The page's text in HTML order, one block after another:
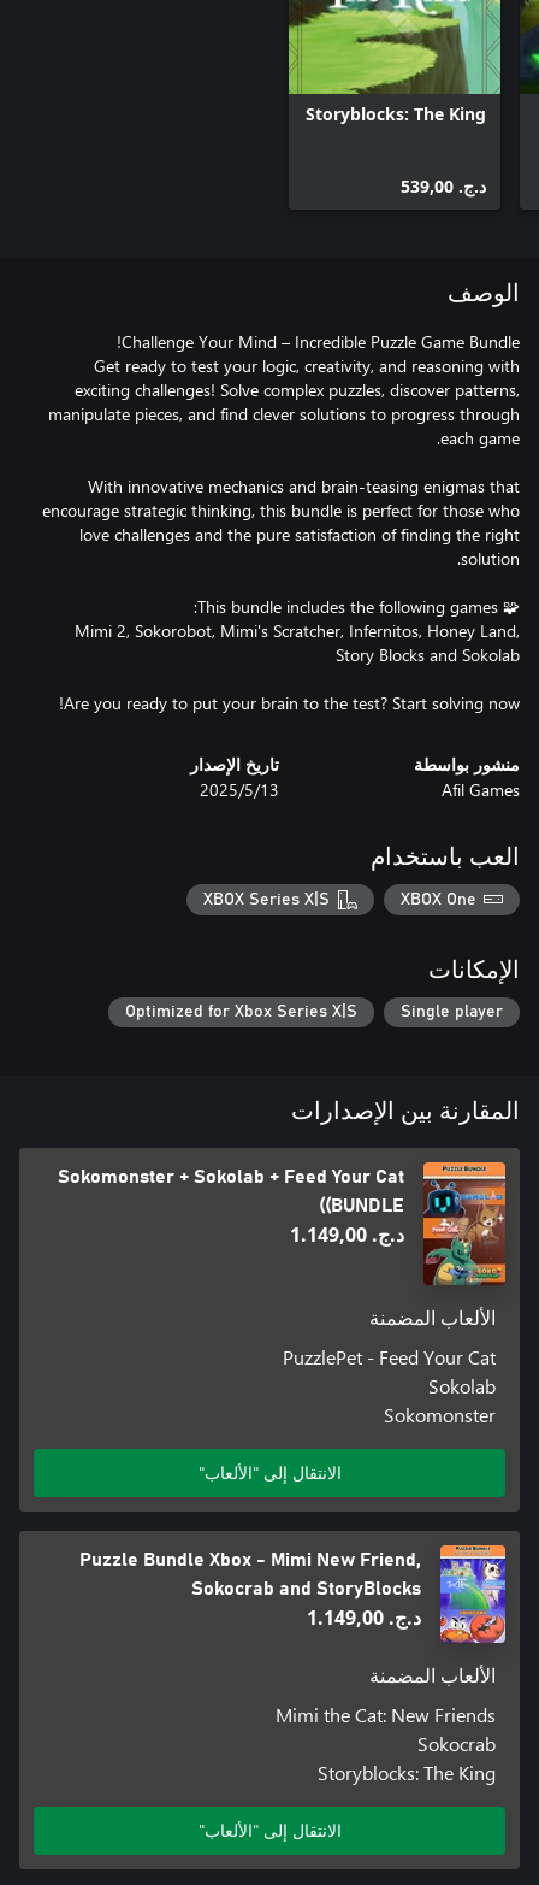
Storyblocks: The King
د.ج.‏ 539,00
الوصف
Get ready to test your logic, creativity, and reasoning with
exciting challenges! Solve complex puzzles, discover patterns,
manipulate pieces, and find clever solutions to progress through
With innovative mechanics and brain-teasing enigmas that
encourage strategic thinking, this bundle is perfect for those who
love challenges and the pure satisfaction of finding the right
Mimi 2, Sokorobot, Mimi's Scratcher, Infernitos, Honey Land,
Are you ready to put your brain to the test? Start solving now!
منشور بواسطة
Afil Games
تاريخ الإصدار
13‏/5‏/2025
العب باستخدام
XBOX One
XBOX Series X|S
الإمكانات
Single player
Optimized for Xbox Series X|S
المقارنة بين الإصدارات
Sokomonster + Sokolab + Feed Your Cat
(BUNDLE)
د.ج.‏ 1.149,00
الألعاب المضمنة
PuzzlePet - Feed Your Cat
Sokolab
Sokomonster
الانتقال إلى "الألعاب"
Puzzle Bundle Xbox - Mimi New Friend,
Sokocrab and StoryBlocks
د.ج.‏ 1.149,00
الألعاب المضمنة
Mimi the Cat: New Friends
Sokocrab
Storyblocks: The King
الانتقال إلى "الألعاب"